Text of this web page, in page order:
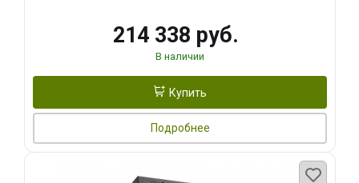
214 338 руб.
В наличии
Купить
Подробнее